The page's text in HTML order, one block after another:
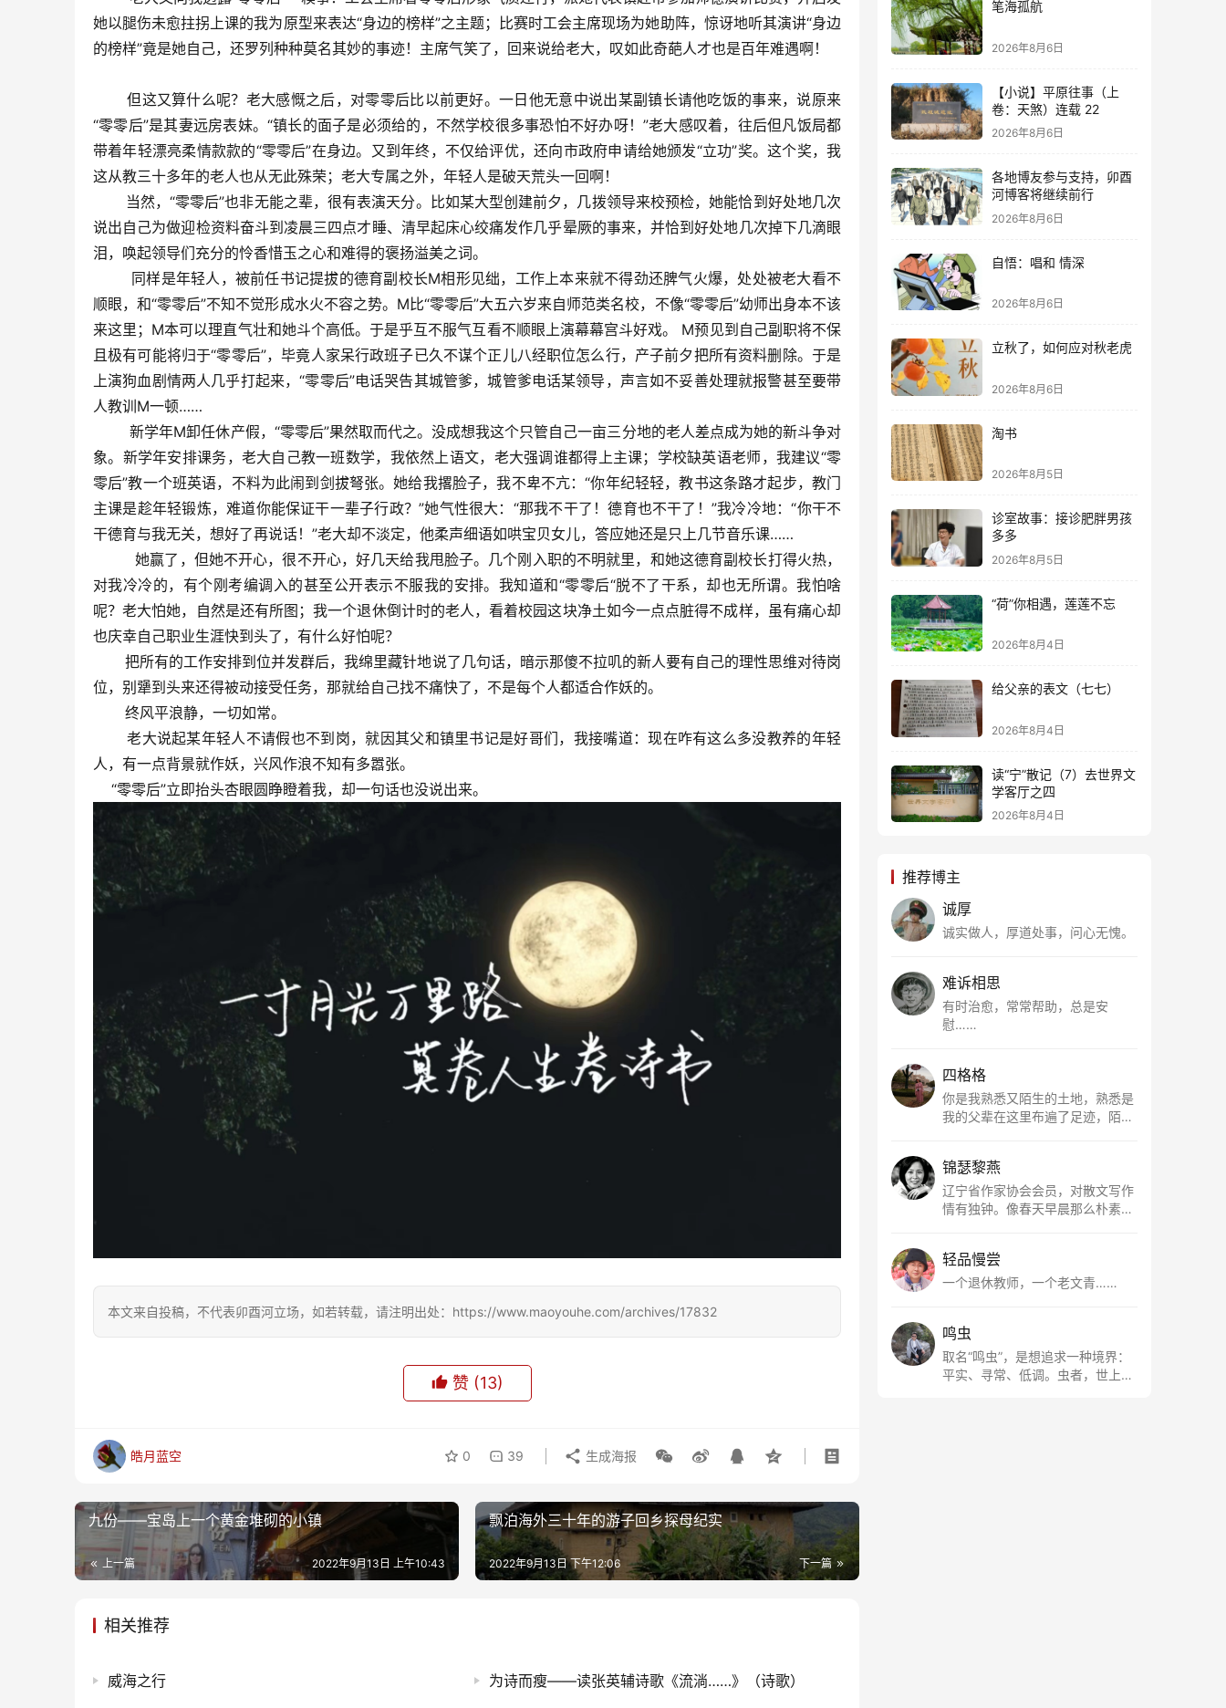
她以腿伤未愈拄拐上课的我为原型来表达“身边的榜样”之主题；比赛时工会主席现场为她助阵，惊讶地听其演讲“身边
的榜样”竟是她自己，还罗列种种莫名其妙的事迹！主席气笑了，回来说给老大，叹如此奇葩人才也是百年难遇啊！
但这又算什么呢？老大感慨之后，对零零后比以前更好。一日他无意中说出某副镇长请他吃饭的事来，说原来
“零零后”是其妻远房表妹。“镇长的面子是必须给的，不然学校很多事恐怕不好办呀！”老大感叹着，往后但凡饭局都
带着年轻漂亮柔情款款的“零零后”在身边。又到年终，不仅给评优，还向市政府申请给她颁发“立功”奖。这个奖，我
这从教三十多年的老人也从无此殊荣；老大专属之外，年轻人是破天荒头一回啊！
当然，“零零后”也非无能之辈，很有表演天分。比如某大型创建前夕，几拨领导来校预检，她能恰到好处地几次
说出自己为做迎检资料奋斗到凌晨三四点才睡、清早起床心绞痛发作几乎晕厥的事来，并恰到好处地几次掉下几滴眼
泪，唤起领导们充分的怜香惜玉之心和难得的褒扬溢美之词。
同样是年轻人，被前任书记提拔的德育副校长M相形见绌，工作上本来就不得劲还脾气火爆，处处被老大看不
顺眼，和“零零后”不知不觉形成水火不容之势。M比“零零后”大五六岁来自师范类名校，不像“零零后”幼师出身本不该
来这里；M本可以理直气壮和她斗个高低。于是乎互不服气互看不顺眼上演幕幕宫斗好戏。 M预见到自己副职将不保
且极有可能将归于“零零后”，毕竟人家呆行政班子已久不谋个正儿八经职位怎么行，产子前夕把所有资料删除。于是
上演狗血剧情两人几乎打起来，“零零后”电话哭告其城管爹，城管爹电话某领导，声言如不妥善处理就报警甚至要带
人教训M一顿……
新学年M卸任休产假，“零零后”果然取而代之。没成想我这个只管自己一亩三分地的老人差点成为她的新斗争对
象。新学年安排课务，老大自己教一班数学，我依然上语文，老大强调谁都得上主课；学校缺英语老师，我建议“零
零后”教一个班英语，不料为此闹到剑拔弩张。她给我撂脸子，我不卑不亢：“你年纪轻轻，教书这条路才起步，教门
主课是趁年轻锻炼，难道你能保证干一辈子行政？”她气性很大：“那我不干了！德育也不干了！”我冷冷地：“你干不
干德育与我无关，想好了再说话！”老大却不淡定，他柔声细语如哄宝贝女儿，答应她还是只上几节音乐课……
她赢了，但她不开心，很不开心，好几天给我甩脸子。几个刚入职的不明就里，和她这德育副校长打得火热，
对我冷冷的，有个刚考编调入的甚至公开表示不服我的安排。我知道和“零零后“脱不了干系，却也无所谓。我怕啥
呢？老大怕她，自然是还有所图；我一个退休倒计时的老人，看着校园这块净土如今一点点脏得不成样，虽有痛心却
也庆幸自己职业生涯快到头了，有什么好怕呢？
把所有的工作安排到位并发群后，我绵里藏针地说了几句话，暗示那傻不拉叽的新人要有自己的理性思维对待岗
位，别犟到头来还得被动接受任务，那就给自己找不痛快了，不是每个人都适合作妖的。
终风平浪静，一切如常。
老大说起某年轻人不请假也不到岗，就因其父和镇里书记是好哥们，我接嘴道：现在咋有这么多没教养的年轻
人，有一点背景就作妖，兴风作浪不知有多嚣张。
“零零后”立即抬头杏眼圆睁瞪着我，却一句话也没说出来。
本文来自投稿，不代表卯酉河立场，如若转载，请注明出处：https://www.maoyouhe.com/archives/17832
赞 (13)
皓月蓝空 0 39 生成海报
九份——宝岛上一个黄金堆砌的小镇
上一篇 2022年9月13日 上午10:43
飘泊海外三十年的游子回乡探母纪实
下一篇
2022年9月13日 下午12:06
相关推荐
威海之行 为诗而瘦——读张英辅诗歌《流淌……》（诗歌）
笔海孤航
2026年8月6日
【小说】平原往事（上
卷：天煞）连载 22
2026年8月6日
各地博友参与支持，卯酉
河博客将继续前行
2026年8月6日
自悟：唱和 情深
2026年8月6日
立秋了，如何应对秋老虎
2026年8月6日
淘书
2026年8月5日
诊室故事：接诊肥胖男孩
多多
2026年8月5日
“荷”你相遇，莲莲不忘
2026年8月4日
给父亲的表文（七七）
2026年8月4日
读“宁”散记（7）去世界文
学客厅之四
2026年8月4日
推荐博主
诚厚
诚实做人，厚道处事，问心无愧。
难诉相思
有时治愈，常常帮助，总是安
慰……
四格格
你是我熟悉又陌生的土地，熟悉是
我的父辈在这里布遍了足迹，陌生
根所在，我用文字慢慢认识你、慢
慢熟悉你。
锦瑟黎燕
辽宁省作家协会会员，对散文写作
情有独钟。像春天早晨那么朴素，
轻品慢尝
一个退休教师，一个老文青……
鸣虫
取名“鸣虫”，是想追求一种境界：
平实、寻常、低调。虫者，世上最